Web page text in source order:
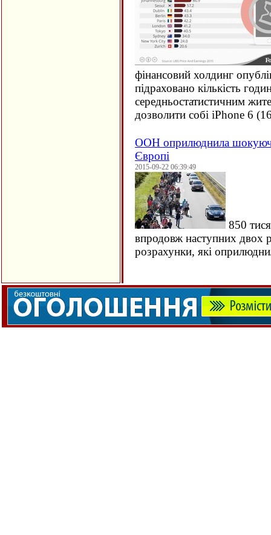
фінансовий холдинг
підраховано кількість
середньостатистичним
дозволити собі iPhone 6 (
ООН оприлюднила
Європі
2015-09-22 06:39:49
850
впродовж наступних двох
розрахунки, які